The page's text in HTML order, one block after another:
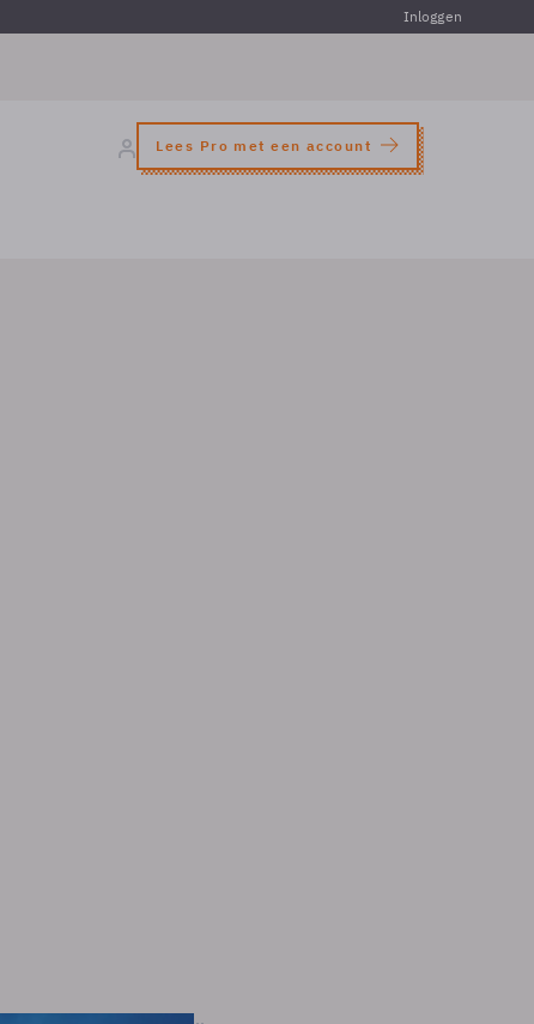
Inloggen
Lees Pro met een account